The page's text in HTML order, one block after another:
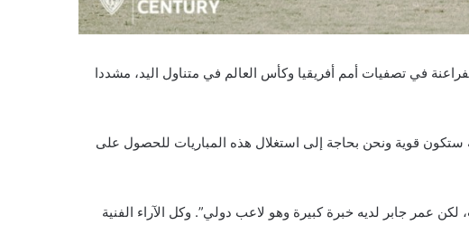
في تصفيات أمم أفريقيا وكأس العالم في متناول اليد، مشددا
ستكون قوية ونحن بحاجة إلى استغلال هذه المباريات للحصول على
عمر جابر لديه خبرة كبيرة وهو لاعب دولي”. وكل الآراء الفنية